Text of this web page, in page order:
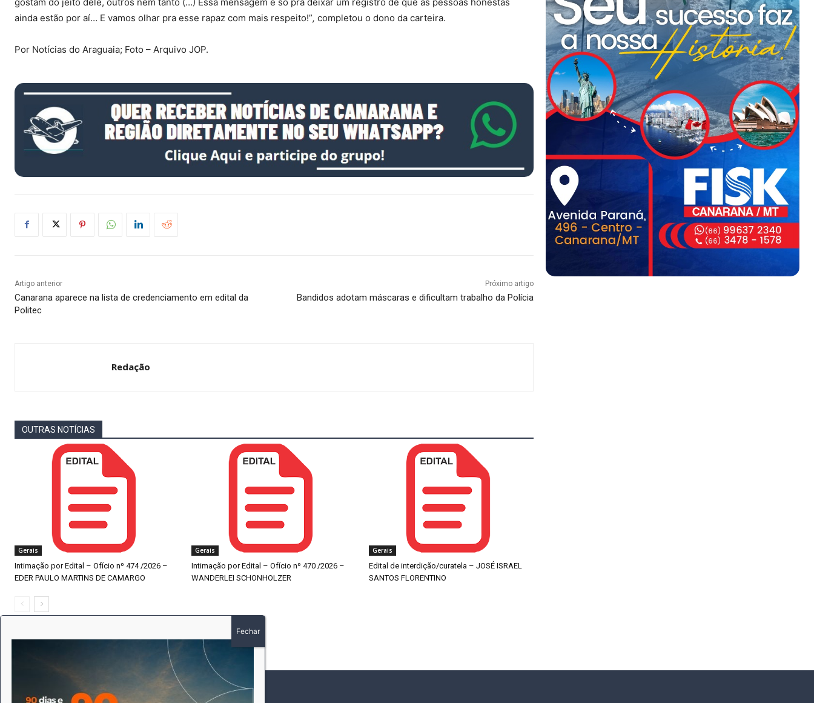
gostam do jeito dele, outros nem tanto (…) Essa mensagem é só pra deixar um registro de que as pessoas honestas
ainda estão por aí… E vamos olhar pra esse rapaz com mais respeito!”, completou o dono da carteira.
Por Notícias do Araguaia; Foto – Arquivo JOP.
Artigo anterior
Canarana aparece na lista de credenciamento em edital da
Politec
Próximo artigo
Bandidos adotam máscaras e dificultam trabalho da Polícia
Redação
OUTRAS NOTÍCIAS
Gerais
Intimação por Edital – Ofício nº 474 /2026 –
EDER PAULO MARTINS DE CAMARGO
Gerais
Intimação por Edital – Ofício nº 470 /2026 –
WANDERLEI SCHONHOLZER
Gerais
Edital de interdição/curatela – JOSÉ ISRAEL
SANTOS FLORENTINO